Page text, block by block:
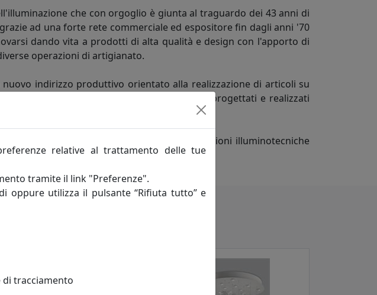
che con orgoglio è giunta al traguardo dei 43 anni di
ad una forte rete commerciale ed espositore fin dagli anni '70
dando vita a prodotti di alta qualità e design con l'apporto di
operazioni di artigianato.
indirizzo produttivo orientato alla realizzazione di articoli su
su richiesta del committente vengono progettati e realizzati
consente a Metal Lux di proporre soluzioni illuminotecniche
estremamente ridotti.
relative al trattamento delle tue
tramite il link "Preferenze".
oppure utilizza il pulsante “Rifiuta tutto” e
di tracciamento